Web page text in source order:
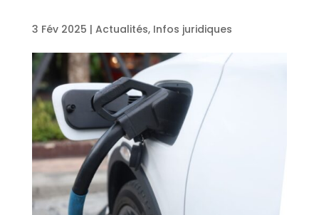
3 Fév 2025 | Actualités, Infos juridiques